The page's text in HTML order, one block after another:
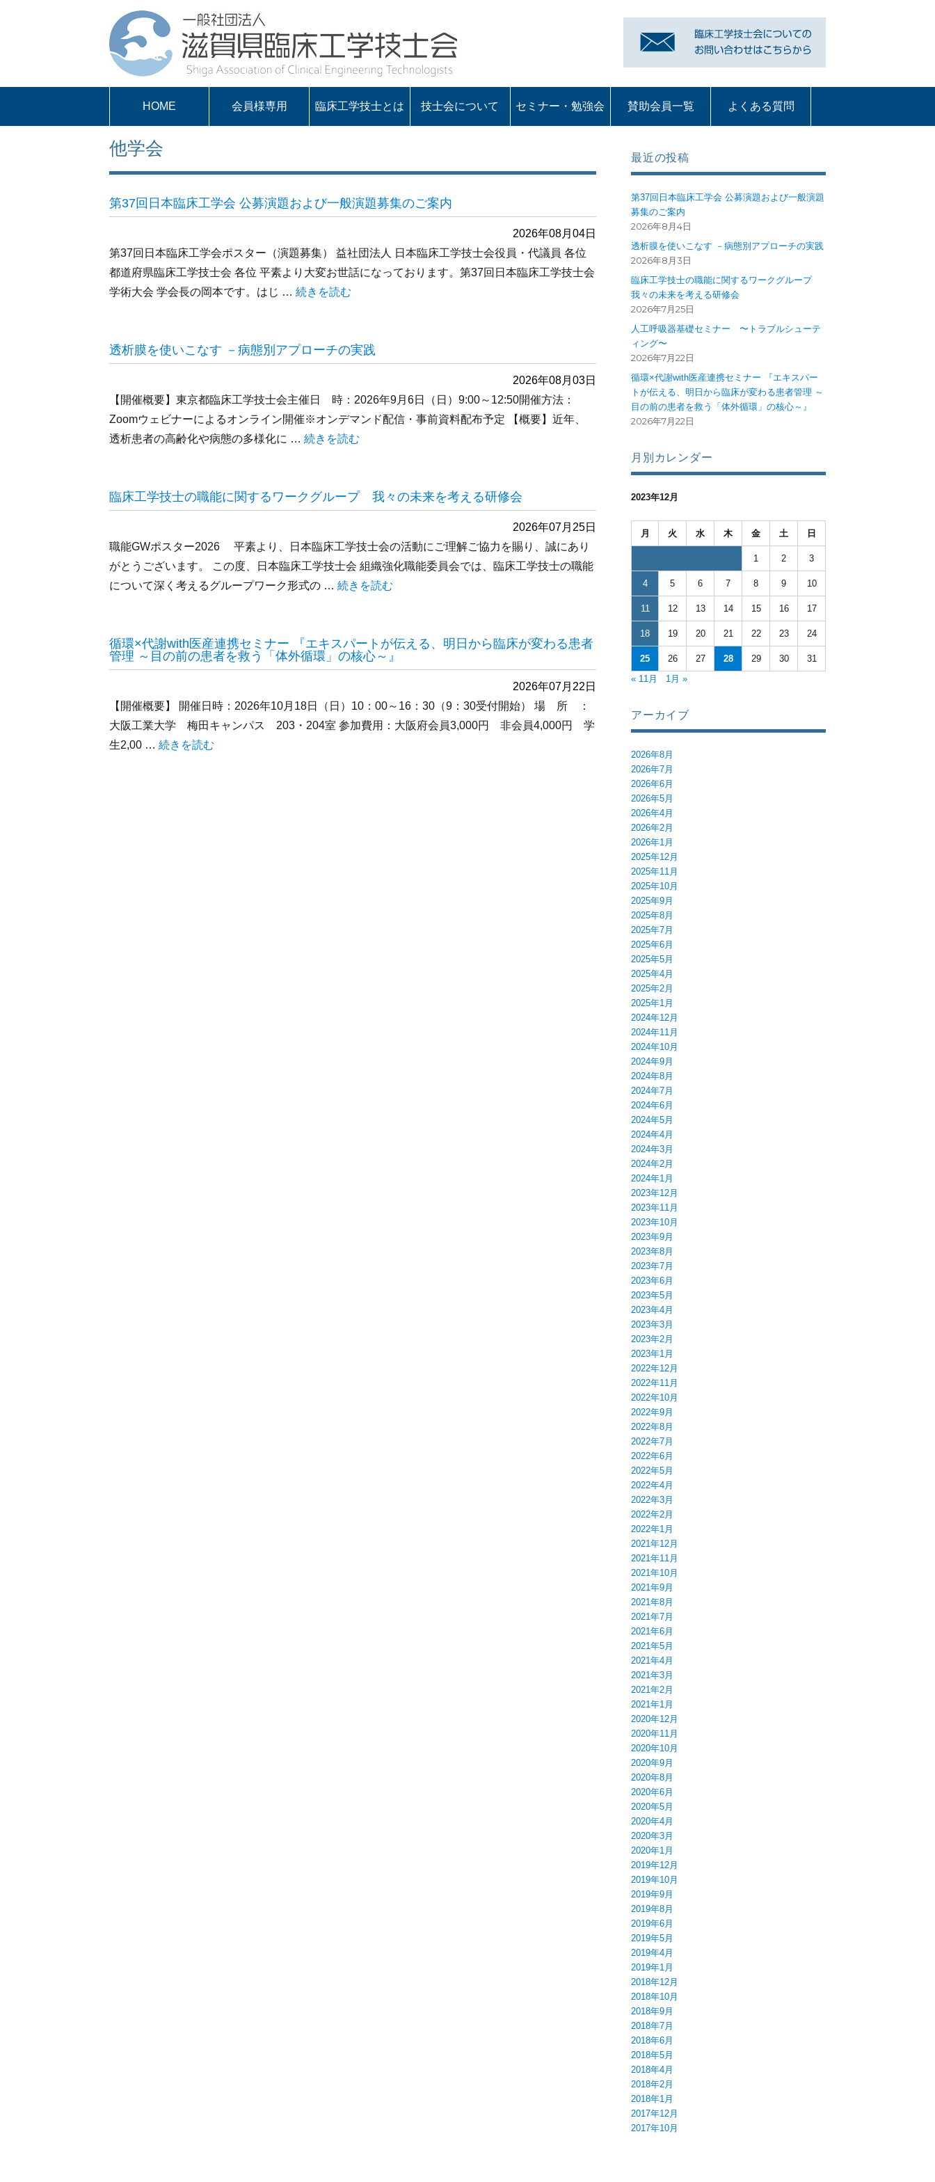
HOME 会員様専用 臨床工学技士とは 技士会について セミナー・勉強会 賛助会員一覧 よくある質問
他学会
第37回日本臨床工学会 公募演題および一般演題募集のご案内
2026年08月04日
第37回日本臨床工学会ポスター（演題募集） 益社団法人 日本臨床工学技士会役員・代議員 各位
都道府県臨床工学技士会 各位 平素より大変お世話になっております。第37回日本臨床工学技士会
学術大会 学会長の岡本です。はじ … “第37回日本臨床工学会 公募演題および一般演題募集のご案内” の
続きを読む
透析膜を使いこなす －病態別アプローチの実践
2026年08月03日
【開催概要】東京都臨床工学技士会主催日 時：2026年9月6日（日）9:00～12:50開催方法：
Zoomウェビナーによるオンライン開催※オンデマンド配信・事前資料配布予定 【概要】近年、
透析患者の高齢化や病態の多様化に … “透析膜を使いこなす －病態別アプローチの実践” の
続きを読む
臨床工学技士の職能に関するワークグループ 我々の未来を考える研修会
2026年07月25日
職能GWポスター2026 平素より、日本臨床工学技士会の活動にご理解ご協力を賜り、誠にあり
がとうございます。 この度、日本臨床工学技士会 組織強化職能委員会では、臨床工学技士の職能
について深く考えるグループワーク形式の … “臨床工学技士の職能に関するワークグループ 我々の未来を考える研修会” の
続きを読む
循環×代謝with医産連携セミナー 『エキスパートが伝える、明日から臨床が変わる患者
管理 ～目の前の患者を救う「体外循環」の核心～』
2026年07月22日
【開催概要】 開催日時：2026年10月18日（日）10：00～16：30（9：30受付開始） 場 所 ：
大阪工業大学 梅田キャンパス 203・204室 参加費用：大阪府会員3,000円 非会員4,000円 学
生2,00 … “循環×代謝with医産連携セミナー 『エキスパートが伝える、明日から臨床が変わる患者管理 ～目の前の患者を救う「体外循環」の核心～』” の
続きを読む
最近の投稿
第37回日本臨床工学会 公募演題および一般演題
募集のご案内
2026年8月4日
透析膜を使いこなす －病態別アプローチの実践
2026年8月3日
臨床工学技士の職能に関するワークグループ
我々の未来を考える研修会
2026年7月25日
人工呼吸器基礎セミナー 〜トラブルシューテ
ィング〜
2026年7月22日
循環×代謝with医産連携セミナー 『エキスパー
トが伝える、明日から臨床が変わる患者管理 ～
目の前の患者を救う「体外循環」の核心～』
2026年7月22日
月別カレンダー
2023年12月
月 火 水 木 金 土 日
1 2 3
4 5 6 7 8 9 10
11 12 13 14 15 16 17
18 19 20 21 22 23 24
25 26 27 28 29 30
31
« 11月
1月 »
アーカイブ
2026年8月
2026年7月
2026年6月
2026年5月
2026年4月
2026年2月
2026年1月
2025年12月
2025年11月
2025年10月
2025年9月
2025年8月
2025年7月
2025年6月
2025年5月
2025年4月
2025年2月
2025年1月
2024年12月
2024年11月
2024年10月
2024年9月
2024年8月
2024年7月
2024年6月
2024年5月
2024年4月
2024年3月
2024年2月
2024年1月
2023年12月
2023年11月
2023年10月
2023年9月
2023年8月
2023年7月
2023年6月
2023年5月
2023年4月
2023年3月
2023年2月
2023年1月
2022年12月
2022年11月
2022年10月
2022年9月
2022年8月
2022年7月
2022年6月
2022年5月
2022年4月
2022年3月
2022年2月
2022年1月
2021年12月
2021年11月
2021年10月
2021年9月
2021年8月
2021年7月
2021年6月
2021年5月
2021年4月
2021年3月
2021年2月
2021年1月
2020年12月
2020年11月
2020年10月
2020年9月
2020年8月
2020年6月
2020年5月
2020年4月
2020年3月
2020年1月
2019年12月
2019年10月
2019年9月
2019年8月
2019年6月
2019年5月
2019年4月
2019年1月
2018年12月
2018年10月
2018年9月
2018年7月
2018年6月
2018年5月
2018年4月
2018年2月
2018年1月
2017年12月
2017年10月